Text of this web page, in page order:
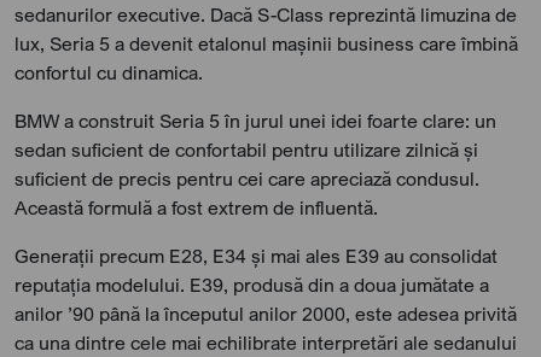
sedanurilor executive. Dacă S-Class reprezintă limuzina de
lux, Seria 5 a devenit etalonul mașinii business care îmbină
confortul cu dinamica.
BMW a construit Seria 5 în jurul unei idei foarte clare: un
sedan suficient de confortabil pentru utilizare zilnică și
suficient de precis pentru cei care apreciază condusul.
Această formulă a fost extrem de influentă.
Generații precum E28, E34 și mai ales E39 au consolidat
reputația modelului. E39, produsă din a doua jumătate a
anilor ’90 până la începutul anilor 2000, este adesea privită
ca una dintre cele mai echilibrate interpretări ale sedanului